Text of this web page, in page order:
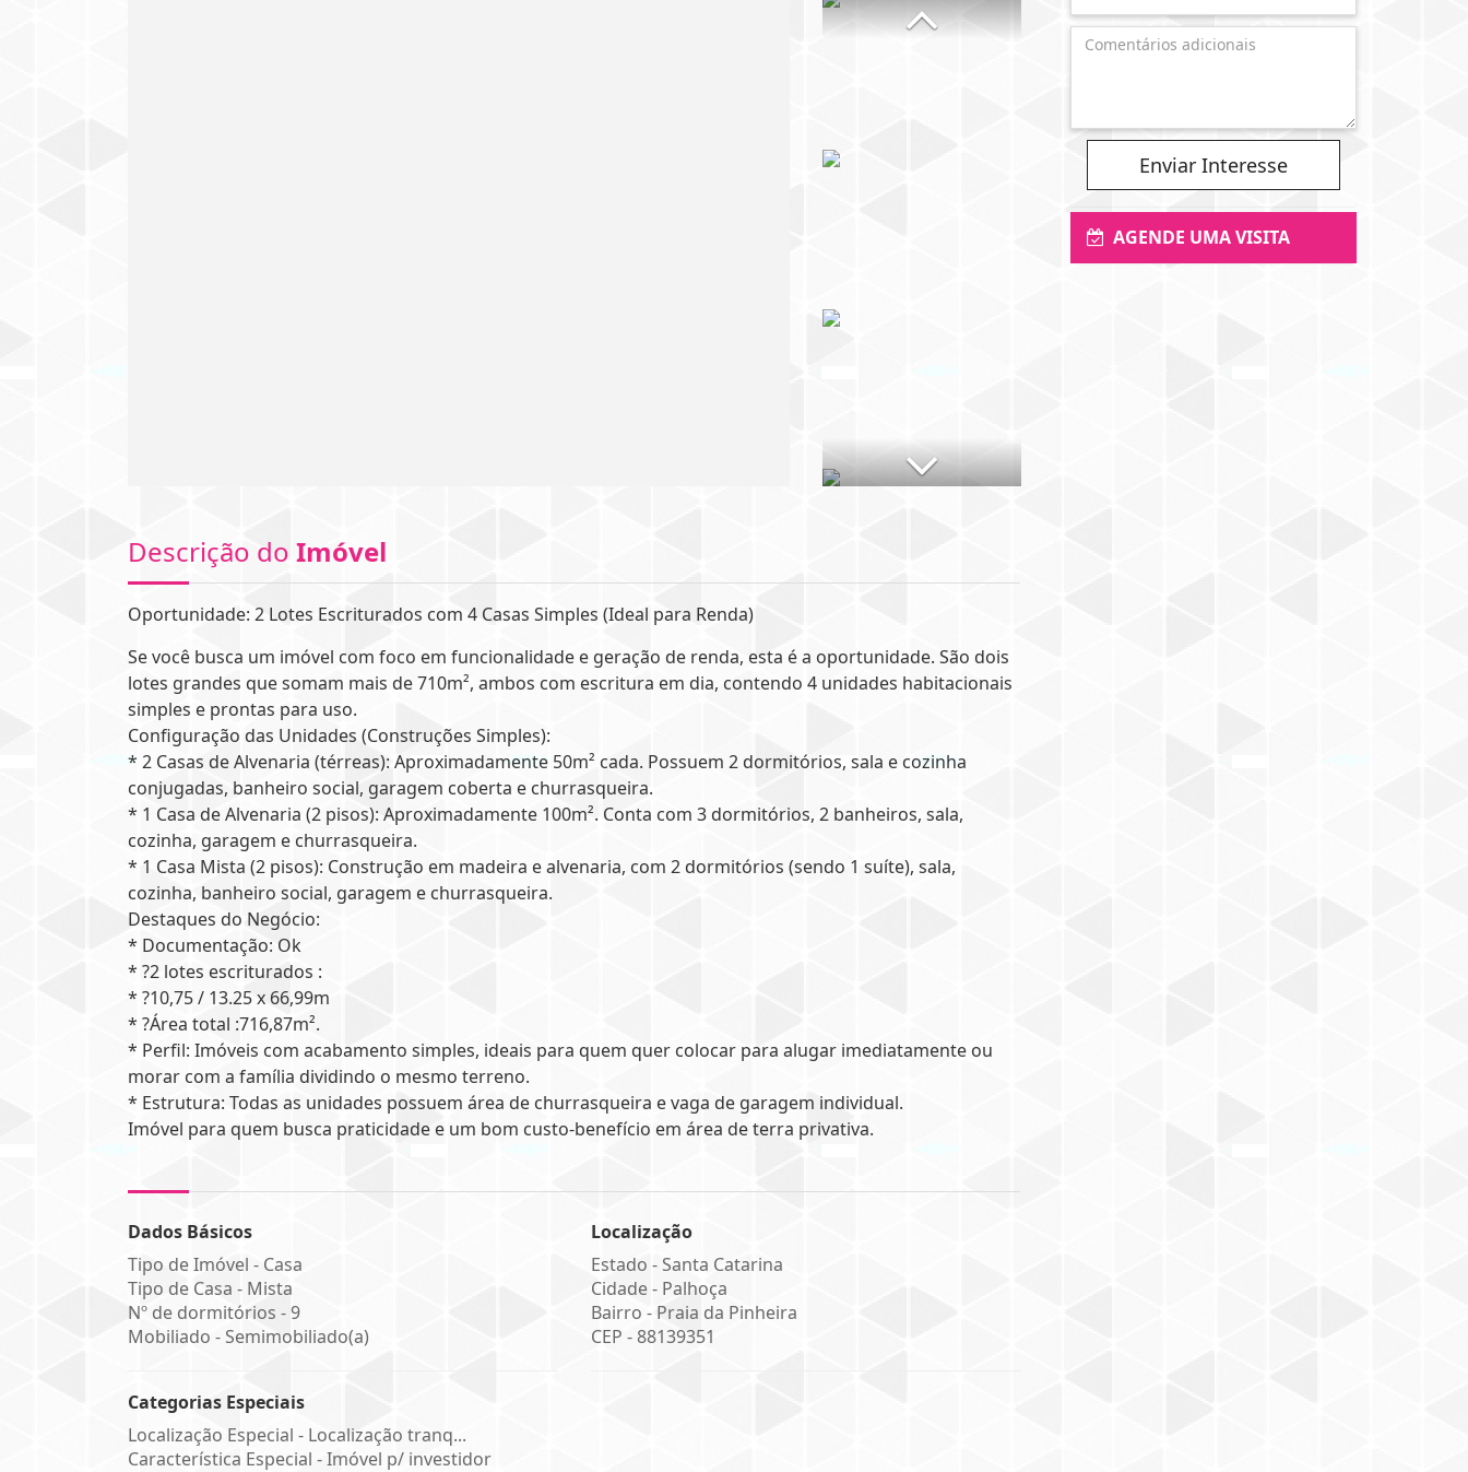
Descrição do Imóvel
Oportunidade: 2 Lotes Escriturados com 4 Casas Simples (Ideal para Renda)
Se você busca um imóvel com foco em funcionalidade e geração de renda, esta é a oportunidade. São dois
lotes grandes que somam mais de 710m², ambos com escritura em dia, contendo 4 unidades habitacionais
simples e prontas para uso.
Configuração das Unidades (Construções Simples):
* 2 Casas de Alvenaria (térreas): Aproximadamente 50m² cada. Possuem 2 dormitórios, sala e cozinha
conjugadas, banheiro social, garagem coberta e churrasqueira.
* 1 Casa de Alvenaria (2 pisos): Aproximadamente 100m². Conta com 3 dormitórios, 2 banheiros, sala,
cozinha, garagem e churrasqueira.
* 1 Casa Mista (2 pisos): Construção em madeira e alvenaria, com 2 dormitórios (sendo 1 suíte), sala,
cozinha, banheiro social, garagem e churrasqueira.
Destaques do Negócio:
* Documentação: Ok
* ?2 lotes escriturados :
* ?10,75 / 13.25 x 66,99m
* ?Área total :716,87m².
* Perfil: Imóveis com acabamento simples, ideais para quem quer colocar para alugar imediatamente ou
morar com a família dividindo o mesmo terreno.
* Estrutura: Todas as unidades possuem área de churrasqueira e vaga de garagem individual.
Imóvel para quem busca praticidade e um bom custo-benefício em área de terra privativa.
Dados Básicos
Tipo de Imóvel - Casa
Tipo de Casa - Mista
Nº de dormitórios - 9
Mobiliado - Semimobiliado(a)
Categorias Especiais
Localização Especial - Localização tranq...
Característica Especial - Imóvel p/ investidor
Localização
Estado -Santa Catarina
Cidade - Palhoça
Bairro - Praia da Pinheira
CEP -88139351
Enviar Interesse
AGENDE UMA VISITA